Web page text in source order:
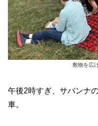
敷物を広
午後2時すぎ、サバンナ
車。